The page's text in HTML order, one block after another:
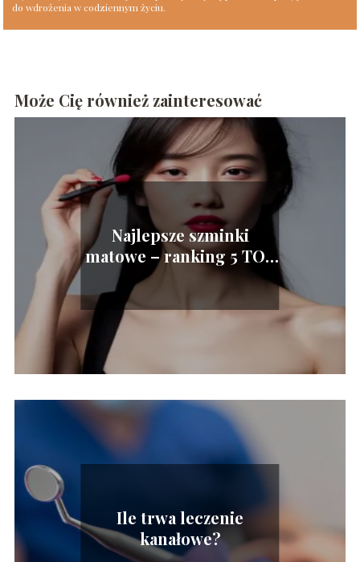
do wdrożenia w codziennym życiu.
Może Cię również zainteresować
Najlepsze szminki
matowe – ranking 5 TOP
produktów
Ile trwa leczenie
kanałowe?